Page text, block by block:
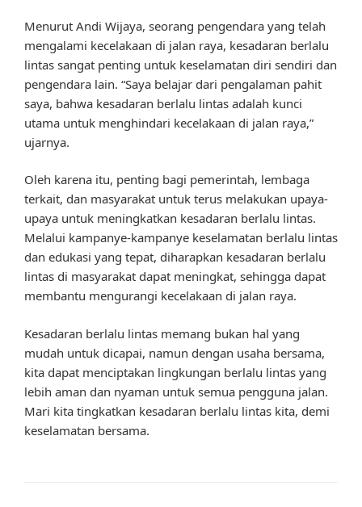
Menurut Andi Wijaya, seorang pengendara yang telah
mengalami kecelakaan di jalan raya, kesadaran berlalu
lintas sangat penting untuk keselamatan diri sendiri dan
pengendara lain. “Saya belajar dari pengalaman pahit
saya, bahwa kesadaran berlalu lintas adalah kunci
utama untuk menghindari kecelakaan di jalan raya,”
ujarnya.
Oleh karena itu, penting bagi pemerintah, lembaga
terkait, dan masyarakat untuk terus melakukan upaya-
upaya untuk meningkatkan kesadaran berlalu lintas.
Melalui kampanye-kampanye keselamatan berlalu lintas
dan edukasi yang tepat, diharapkan kesadaran berlalu
lintas di masyarakat dapat meningkat, sehingga dapat
membantu mengurangi kecelakaan di jalan raya.
Kesadaran berlalu lintas memang bukan hal yang
mudah untuk dicapai, namun dengan usaha bersama,
kita dapat menciptakan lingkungan berlalu lintas yang
lebih aman dan nyaman untuk semua pengguna jalan.
Mari kita tingkatkan kesadaran berlalu lintas kita, demi
keselamatan bersama.